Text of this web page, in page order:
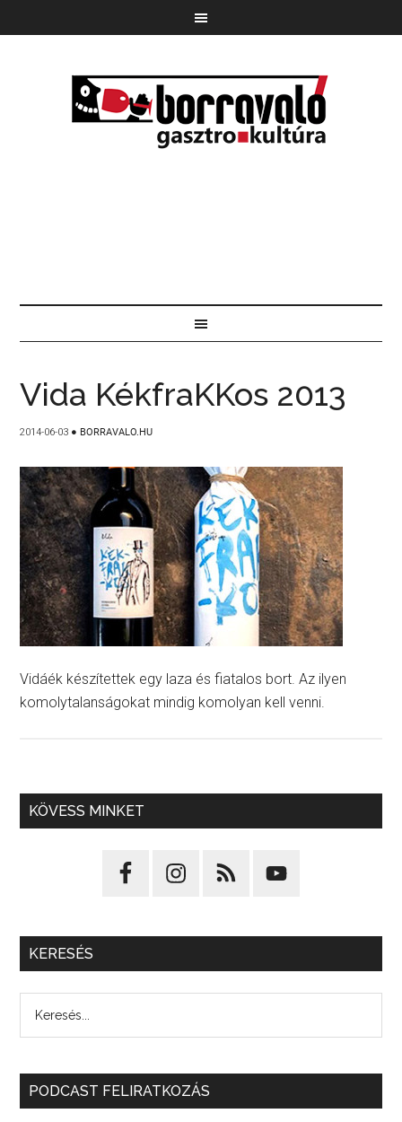
Vida KékfraKKos 2013
2014-06-03 ● BORRAVALO.HU
Vidáék készítettek egy laza és fiatalos bort. Az ilyen
komolytalanságokat mindig komolyan kell venni.
KÖVESS MINKET
KERESÉS
PODCAST FELIRATKOZÁS